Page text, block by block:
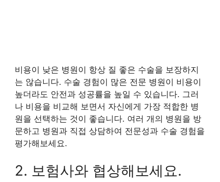
비용이 낮은 병원이 항상 질 좋은 수술을 보장하지
는 않습니다. 수술 경험이 많은 전문 병원이 비용이
높더라도 안전과 성공률을 높일 수 있습니다. 그러
나 비용을 비교해 보면서 자신에게 가장 적합한 병
원을 선택하는 것이 좋습니다. 여러 개의 병원을 방
문하고 병원과 직접 상담하여 전문성과 수술 경험을
평가해보세요.
2. 보험사와 협상해보세요.